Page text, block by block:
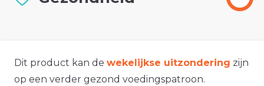
Dit product kan de wekelijkse uitzondering zijn
op een verder gezond voedingspatroon.